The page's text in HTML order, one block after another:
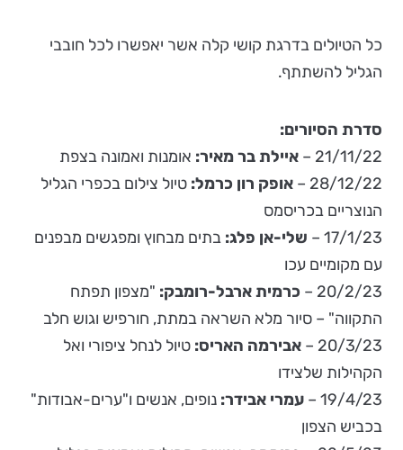
כל הטיולים בדרגת קושי קלה אשר יאפשרו לכל חובבי
הגליל להשתתף.
סדרת הסיורים:
21/11/22 –
איילת בר מאיר: אומנות ואמונה בצפת
28/12/22 –
אופק רון כרמל: טיול צילום בכפרי הגליל
הנוצריים בכריסמס
17/1/23 –
שלי-אן פלג: בתים מבחוץ ומפגשים מבפנים
עם מקומיים עכו
20/2/23 –
כרמית ארבל-רומבק: "מצפון תפתח
התקווה" – סיור מלא השראה במתת, חורפיש וגוש חלב
20/3/23 –
אבירמה האריס: טיול לנחל ציפורי ואל
הקהילות שלצידו
19/4/23 –
עמרי אבידר: נופים, אנשים ו"ערים-אבודות"
בכביש הצפון